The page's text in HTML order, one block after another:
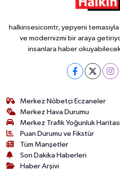
halkinsesicomtr, yepyeni
ve modernizmi bir araya
insanlara haber
Merkez Nöbetçi Eczaneler
Merkez Hava Durumu
Merkez Trafik Yoğunluk
Puan Durumu ve Fikstür
Tüm Manşetler
Son Dakika Haberleri
Haber Arşivi